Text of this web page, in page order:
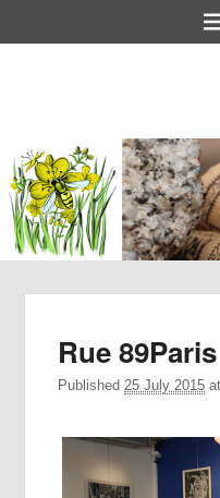
Rue 89Paris
Published25 July 2015